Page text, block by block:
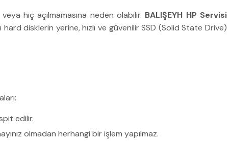
hiç açılmamasına neden olabilir. BALIŞEYH HP Servisi
disklerin yerine, hızlı ve güvenilir SSD (Solid State Drive)
edilir.
olmadan herhangi bir işlem yapılmaz.